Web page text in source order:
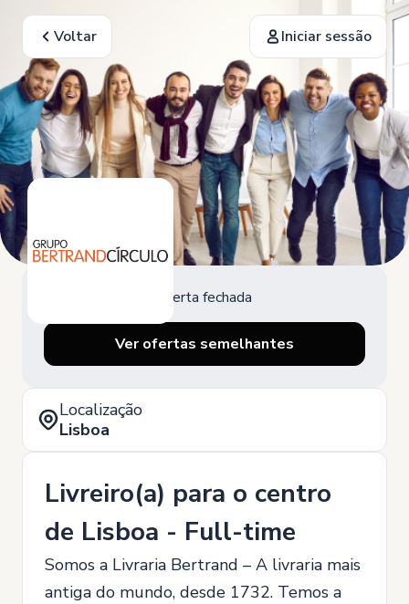
Voltar Iniciar sessão
Oferta fechada
Ver ofertas semelhantes
Localização
Lisboa
Livreiro(a) para o centro
de Lisboa - Full-time
Somos a Livraria Bertrand – A livraria mais
antiga do mundo, desde 1732. Temos a